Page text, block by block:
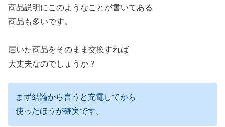
商品説明にこのようなことが書いてある
商品も多いです。
届いた商品をそのまま交換すれば
大丈夫なのでしょうか？
まず結論から言うと充電してから
使ったほうが確実です。